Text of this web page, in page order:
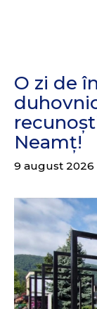
O zi de
Neamț!
9 august 2026